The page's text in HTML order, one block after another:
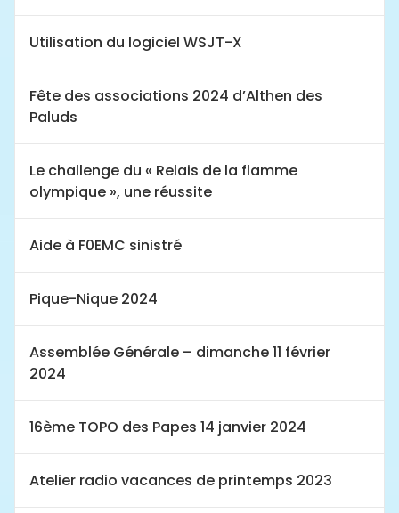
Utilisation du logiciel WSJT-X
Fête des associations 2024 d’Althen des
Paluds
Le challenge du « Relais de la flamme
olympique », une réussite
Aide à F0EMC sinistré
Pique-Nique 2024
Assemblée Générale – dimanche 11 février
2024
16ème TOPO des Papes 14 janvier 2024
Atelier radio vacances de printemps 2023